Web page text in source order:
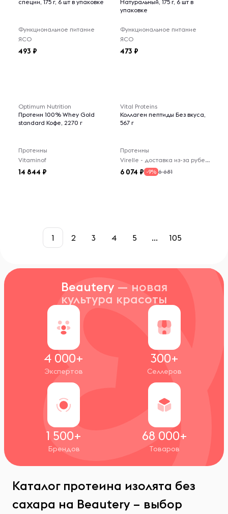
специи, 175 г, 6 шт в упаковке
Функциональное питание
ЯСО
493
Натуральный, 175 г, 6 шт в
упаковке
Функциональное питание
ЯСО
473
Optimum Nutrition
Протеин 100% Whey Gold
standard Кофе, 2270 г
Протеины
Vitaminof
14 844
Vital Proteins
Коллаген пептиды Без вкуса,
567 г
Протеины
Virelle - доставка из-за рубежа
6 074 -9% 6 681
1 2 3 4 5 ... 105
Beautery — новая
культура красоты
4 000+
Экспертов
300+
Селлеров
1 500+
Брендов
68 000+
Товаров
Каталог протеина изолята без
сахара на Beautery – выбор